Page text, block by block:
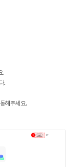
.
.
해주세요.